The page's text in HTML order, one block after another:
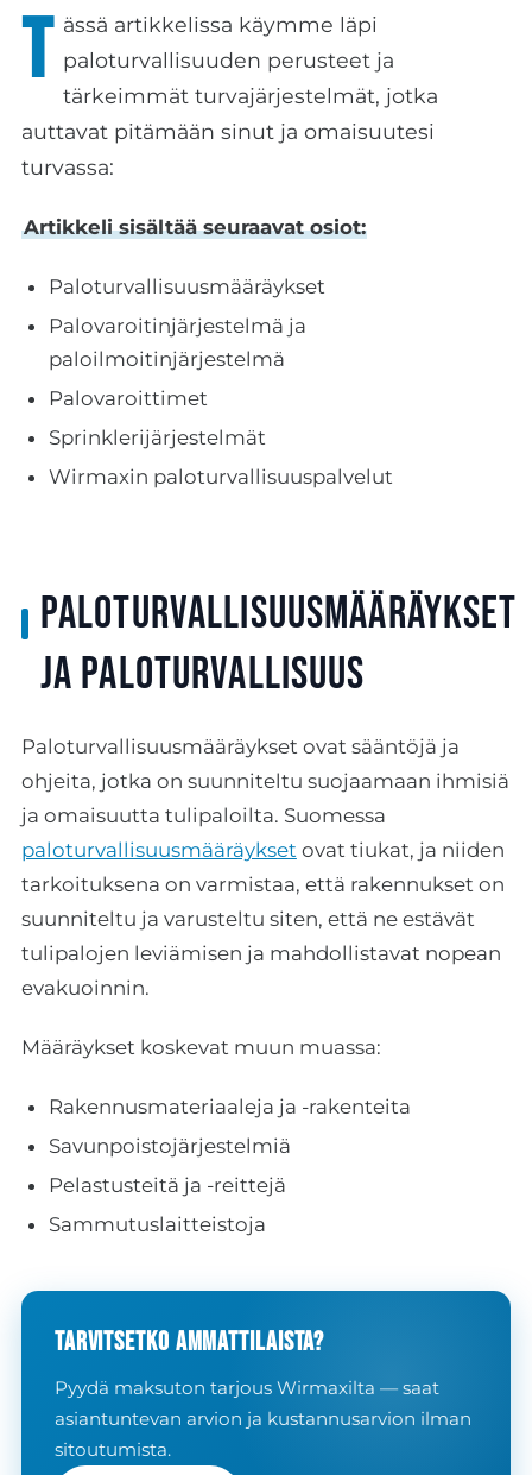
T ässä artikkelissa käymme läpi
paloturvallisuuden perusteet ja
tärkeimmät turvajärjestelmät, jotka
auttavat pitämään sinut ja omaisuutesi
turvassa:
Artikkeli sisältää seuraavat osiot:
Paloturvallisuusmääräykset
Palovaroitinjärjestelmä ja
paloilmoitinjärjestelmä
Palovaroittimet
Sprinklerijärjestelmät
Wirmaxin paloturvallisuuspalvelut
Paloturvallisuusmääräykset
ja paloturvallisuus
Paloturvallisuusmääräykset ovat sääntöjä ja
ohjeita, jotka on suunniteltu suojaamaan ihmisiä
ja omaisuutta tulipaloilta. Suomessa
paloturvallisuusmääräykset ovat tiukat, ja niiden
tarkoituksena on varmistaa, että rakennukset on
suunniteltu ja varusteltu siten, että ne estävät
tulipalojen leviämisen ja mahdollistavat nopean
evakuoinnin.
Määräykset koskevat muun muassa:
Rakennusmateriaaleja ja -rakenteita
Savunpoistojärjestelmiä
Pelastusteitä ja -reittejä
Sammutuslaitteistoja
Tarvitsetko ammattilaista?
Pyydä maksuton tarjous Wirmaxilta — saat
asiantuntevan arvion ja kustannusarvion ilman
sitoutumista.